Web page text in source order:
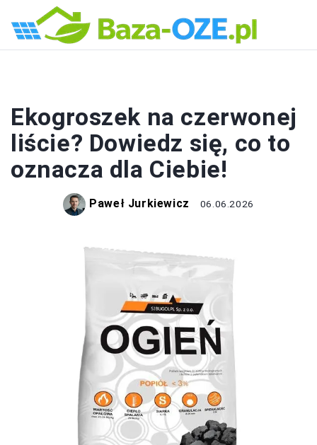
Ekogroszek na czerwonej
liście? Dowiedz się, co to
oznacza dla Ciebie!
Paweł Jurkiewicz 06.06.2026